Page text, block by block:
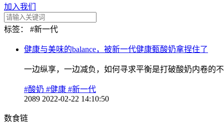
加入我们
标签： #新一代
健康与美味的balance，被新一代健康甄酸奶拿捏住了
一边纵享，一边减负，如何寻求平衡是打破酸奶内卷的
#酸奶 #健康 #新一代
2089 2022-02-22 14:10:50
数食链